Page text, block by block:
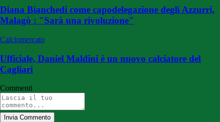
Diana Bianchedi come capodelegazione degli Azzurri,
Malagò : "Sarà una rivoluzione"
Calciomercato
Ufficiale, Daniel Maldini è un nuovo calciatore del
Cagliari
Commenti
Invia Commento